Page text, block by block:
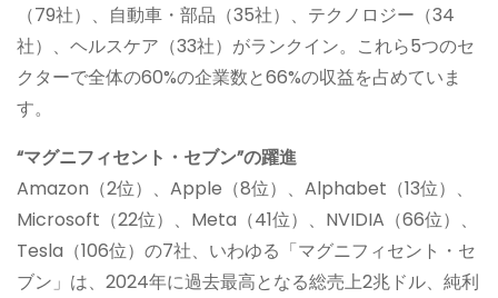
（79社）、自動車・部品（35社）、テクノロジー（34
社）、ヘルスケア（33社）がランクイン。これら5つのセ
クターで全体の60%の企業数と66%の収益を占めていま
す。
“マグニフィセント・セブン”の躍進
Amazon（2位）、Apple（8位）、Alphabet（13位）、
Microsoft（22位）、Meta（41位）、NVIDIA（66位）、
Tesla（106位）の7社、いわゆる「マグニフィセント・セ
ブン」は、2024年に過去最高となる総売上2兆ドル、純利